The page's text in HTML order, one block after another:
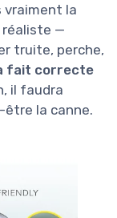
vraiment la
réaliste —
truite, perche,
fait correcte
il faudra
être la canne.